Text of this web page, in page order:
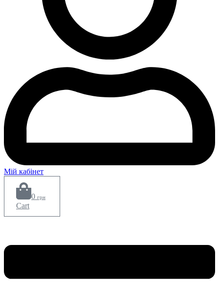
Мій кабінет
0 грн
Cart